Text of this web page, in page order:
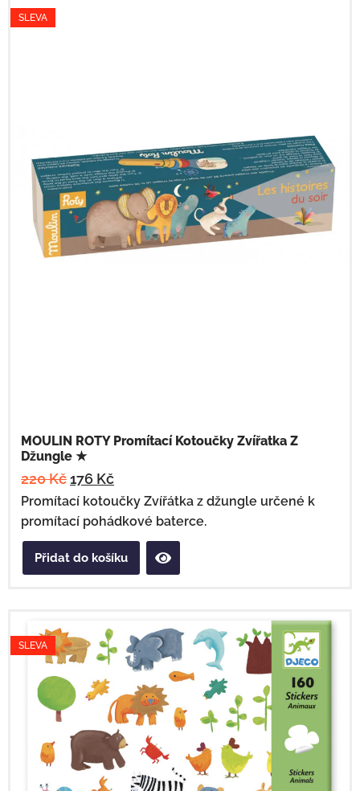
SLEVA
MOULIN ROTY Promítací Kotoučky Zvířatka Z
Džungle ★
220Kč176 Kč
Promítací kotoučky Zvířátka z džungle určené k
promítací pohádkové baterce.
Přidat do košíku
SLEVA